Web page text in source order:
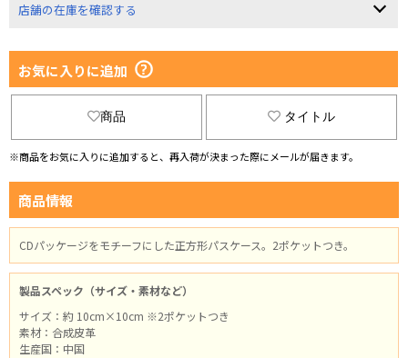
店舗の在庫を確認する
お気に入りに追加
商品 タイトル
※商品をお気に入りに追加すると、再入荷が決まった際にメールが届きます。
商品情報
CDパッケージをモチーフにした正方形パスケース。2ポケットつき。
製品スペック（サイズ・素材など）
サイズ：約 10cm×10cm ※2ポケットつき
素材：合成皮革
生産国：中国